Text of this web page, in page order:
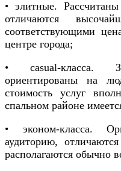
• элитные.
отличаются
соответствующими
центре города;
• casual-класса.
ориентированы на
стоимость услуг
спальном районе
• эконом-класса.
аудиторию,
располагаются обычно